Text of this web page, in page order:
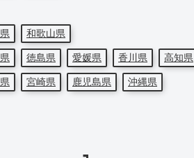
和歌山県
徳島県 愛媛県 香川県
高知県
宮崎県 鹿児島県
沖縄県